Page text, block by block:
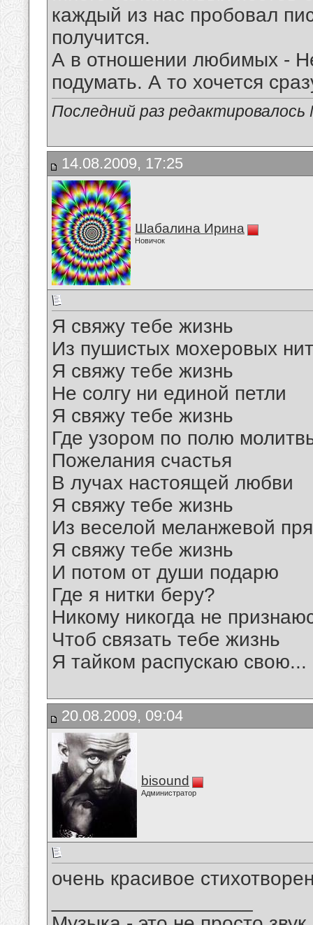
каждый из нас пробовал
получится.
А в отношении любимых -
подумать. А то хочется
Последний раз редактировалось
14.08.2009, 17:25
Шабалина Ирина
Новичок
Я свяжу тебе жизнь
Из пушистых мохеровых
Я свяжу тебе жизнь
Не солгу ни единой петли
Я свяжу тебе жизнь
Где узором по полю
Пожелания счастья
В лучах настоящей любви
Я свяжу тебе жизнь
Из веселой меланжевой
Я свяжу тебе жизнь
И потом от души подарю
Где я нитки беру?
Никому никогда не
Чтоб связать тебе жизнь
Я тайком распускаю свою...
20.08.2009, 09:04
bisound
Администратор
очень красивое